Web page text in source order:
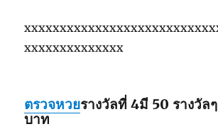
xxxxxxxxxxxxxx
ตรวจหวยรางวัลที่ 4มี 50 รางวัล
บาท